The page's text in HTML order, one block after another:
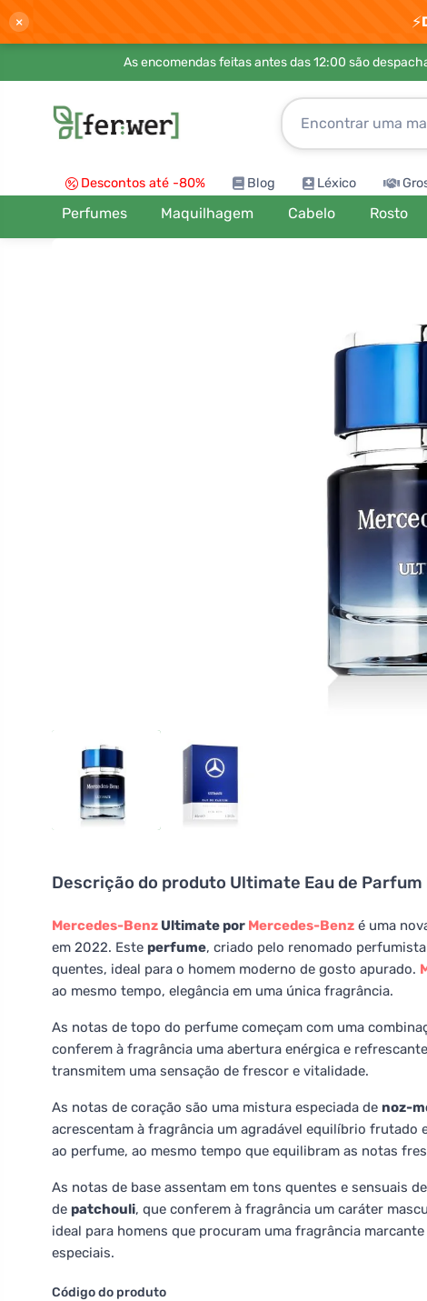
× ⚡
As encomendas feitas antes das 12:00 são
Descontos até -80% Blog Léxico
Perfumes Maquilhagem Cabelo Rosto
Descrição do produto Ultimate Eau de
Mercedes-Benz Ultimate por Mercedes-Benz é uma
em 2022. Este perfume, criado pelo renomado
quentes, ideal para o homem moderno de gosto apurado.
ao mesmo tempo, elegância em uma única fragrância.
As notas de topo do perfume começam com uma
conferem à fragrância uma abertura enérgica e
transmitem uma sensação de frescor e vitalidade.
As notas de coração são uma mistura especiada de noz-
acrescentam à fragrância um agradável equilíbrio
ao perfume, ao mesmo tempo que equilibram as notas
As notas de base assentam em tons quentes e sensuais de
de patchouli, que conferem à fragrância um caráter
ideal para homens que procuram uma fragrância
especiais.
Código do produto